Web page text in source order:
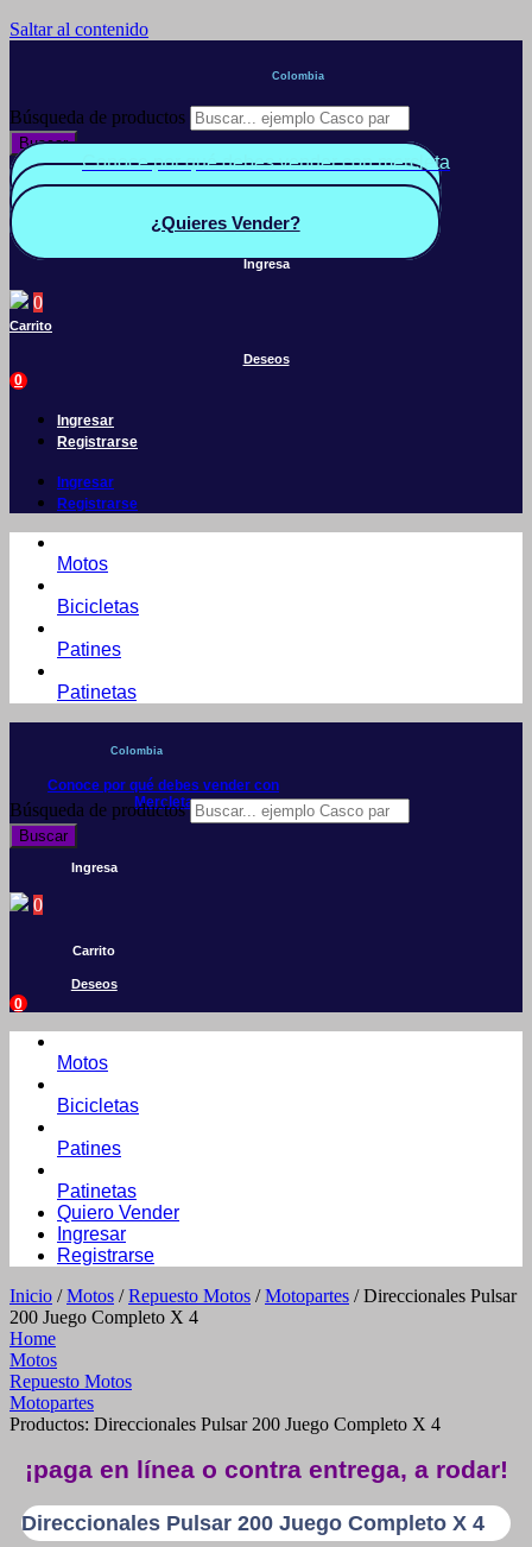
Saltar al contenido
Colombia
Búsqueda de productos
Buscar
Conoce por qué debes vender con mercleta
Quiero Vender
¿Quieres Vender?
Ingresa
0
Carrito
Deseos
0
Ingresar
Registrarse
Ingresar
Registrarse
Motos
Bicicletas
Patines
Patinetas
Colombia
Conoce por qué debes vender con
Mercleta
Búsqueda de productos
Buscar
Ingresa
0
Carrito
Deseos
0
Motos
Bicicletas
Patines
Patinetas
Quiero Vender
Ingresar
Registrarse
Inicio /Motos /Repuesto Motos /Motopartes / Direccionales Pulsar
200 Juego Completo X 4
Home
Motos
Repuesto Motos
Motopartes
Productos: Direccionales Pulsar 200 Juego Completo X 4
¡paga en línea o contra entrega, a rodar!
Direccionales Pulsar 200 Juego Completo X 4